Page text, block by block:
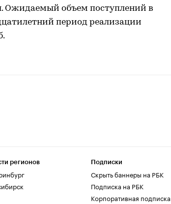
Ожидаемый объем поступлений в
период реализации
регионов Подписки
Скрыть баннеры на РБК
Подписка на РБК
Корпоративная подписка